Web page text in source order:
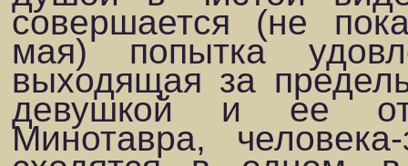
совершается (не
мая) попытка
выходящая за
девушкой и ее
Минотав­ра,